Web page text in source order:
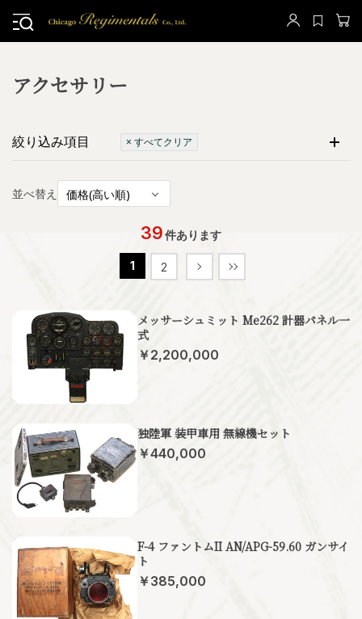
アクセサリー
絞り込み項目 × すべてクリア
並べ替え
39件あります
1 2
メッサーシュミット Me262 計器パネル一
式
￥2,200,000
独陸軍 装甲車用 無線機セット
￥440,000
F-4 ファントムII AN/APG-59.60 ガンサイ
ト
￥385,000